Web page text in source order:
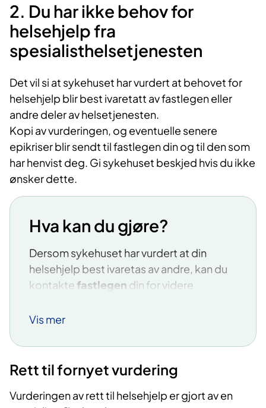
frisklivssentralen
rask psykisk helsehjelp
Frisklivssentralen
Frisklivssentral er en kommunal
helsetjeneste for deg som har økt risiko
for sykdom eller som allerede har en
sykdom.Her kan du få støtte fra
helsepersonell til å endre levevaner og
mestre hverdagen med helseplager.
Frisklivssentralen har både individuelle og
til å:
bli mer fysisk aktiv
få et sunnere kosthold
slutte med snus eller røyk
få det bedre psykisk
mestre hverdagen med helseplager
Å delta i tilbudet kan minske risikoen for å
2. Du har ikke behov for
helsehjelp fra
spesialisthelsetjenesten
Det vil si at sykehuset har vurdert at behovet for
helsehjelp blir best ivaretatt av fastlegen eller
andre deler av helsetjenesten.
Kopi av vurderingen, og eventuelle senere
epikriser blir sendt til fastlegen din og til den som
har henvist deg. Gi sykehuset beskjed hvis du ikke
ønsker dette.
Hva kan du gjøre?
Dersom sykehuset har vurdert at din
helsehjelp best ivaretas av andre, kan du
kontakte fastlegen din for videre
Dersom du trenger hjelp til å endre
med kommunale helsetjenester som ikke
krever henvisning:
Vis mer
Rett til fornyet vurdering
Vurderingen av rett til helsehjelp er gjort av en